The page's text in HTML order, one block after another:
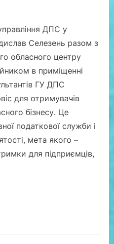
ДПС у
Селезень разом з
обласного центру
в приміщенні
ГУ ДПС
для отримувачів
бізнесу. Це
податкової служби і
мета якого –
для підприємців,